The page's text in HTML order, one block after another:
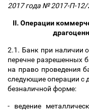
2017 года № 2017-П-
II. Операции
2.1. Банк при наличии
перечне разрешенных
на право проведения
следующие операции с
безналичной форме:
- ведение